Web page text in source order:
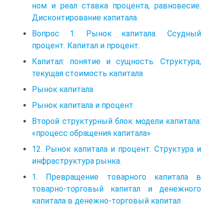
ном и реал ставка процента, равновесие.
Дисконтирование капитала.
Вопрос 1. Рынок капитала. Ссудный
процент. Капитал и процент.
Капитал: понятие и сущность. Структура,
текущая стоимость капитала
Рынок капитала
Рынок капитала и процент
Второй структурный блок модели капитала:
«процесс обращения капитала»
12. Рынок капитала и процент. Структура и
инфраструктура рынка.
1. Превращение товарного капитала в
товарно-торговый капитал и денежного
капитала в денежно-торговый капитал